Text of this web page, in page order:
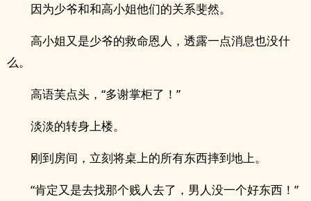
因为少爷和和高小姐他们的关系斐然。
高小姐又是少爷的救命恩人，透露一点消息也没什
么。
高语芙点头，“多谢掌柜了！”
淡淡的转身上楼。
刚到房间，立刻将桌上的所有东西摔到地上。
“肯定又是去找那个贱人去了，男人没一个好东西！”